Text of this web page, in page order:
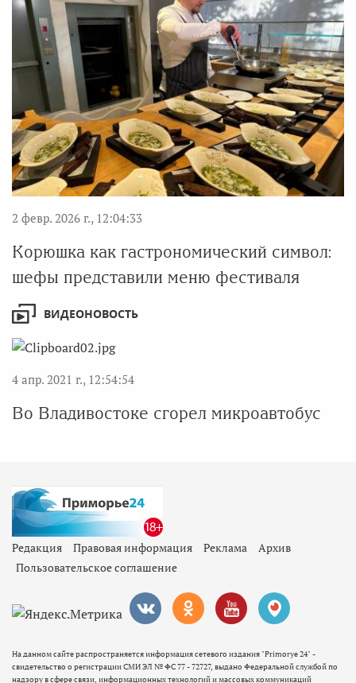
2 февр. 2026 г., 12:04:33
Корюшка как гастрономический символ:
шефы представили меню фестиваля
ВИДЕОНОВОСТЬ
4 апр. 2021 г., 12:54:54
Во Владивостоке сгорел микроавтобус
Редакция Правовая информация Реклама
Архив
Пользовательское соглашение
На данном сайте распространяется информация сетевого издания "Primorye 24" -
свидетельство о регистрации СМИ ЭЛ № ФС 77 - 72727, выдано Федеральной службой по
надзору в сфере связи, информационных технологий и массовых коммуникаций